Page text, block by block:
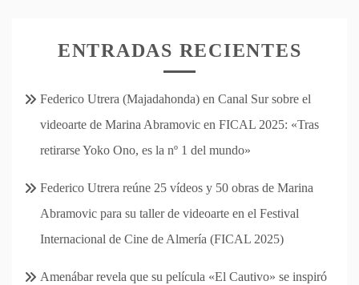
ENTRADAS RECIENTES
Federico Utrera (Majadahonda) en Canal Sur sobre el
videoarte de Marina Abramovic en FICAL 2025: «Tras
retirarse Yoko Ono, es la nº 1 del mundo»
Federico Utrera reúne 25 vídeos y 50 obras de Marina
Abramovic para su taller de videoarte en el Festival
Internacional de Cine de Almería (FICAL 2025)
Amenábar revela que su película «El Cautivo» se inspiró